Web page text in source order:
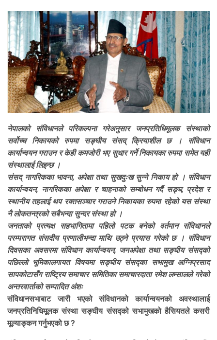
नेपालको संविधानले परिकल्पना गरेअनुसार जनप्रतिधिमूलक संस्थाको
सर्वोच्च निकायको रुपमा सङ्घीय संसद् क्रियाशील छ । संविधान
कार्यान्वयन गराउन र केही कमजोरी भए सुधार गर्ने निकायका रुपमा समेत यही
संस्थालाई लिइन्छ ।
संसद् नागरिकका भावना, अपेक्षा तथा सुखदुःख सुन्ने निकाय हो । संविधान
कार्यान्वयन, नागरिकका अपेक्षा र चाहनाको सम्बोधन गर्दै सङ्घ, प्रदेश र
स्थानीय तहलाई थप रक्तसञ्चार गराउने निकायका रुपमा रहेको यस संस्था
नै लोकतन्त्रको सबैभन्दा सुन्दर संस्था हो ।
जनताको प्रत्यक्ष सहभागितामा पहिलो पटक बनेको वर्तमान संविधानले
परम्परागत संसदीय प्रणालीभन्दा माथि उठ्ने प्रयास गरेको छ । संविधान
दिवसका अवसरमा संविधान कार्यान्वयन, जनअपेक्षा तथा सङ्घीय संसद्को
पछिल्लो भूमिकालगायत विषयमा सङ्घीय संसद्का सभामुख अग्निप्रसाद
सापकोटासँग राष्ट्रिय समाचार समितिका समाचारदाता रमेश लम्सालले गरेको
अन्तरवार्ताको सम्पादित अंशः
संविधानसभाबाट जारी भएको संविधानको कार्यान्वयनको अवस्थालाई
जनप्रतिनिधिमूलक संस्था सङ्घीय संसद्को सभामुखको हैसियतले कसरी
मूल्याङ्कन गर्नुभएको छ ?